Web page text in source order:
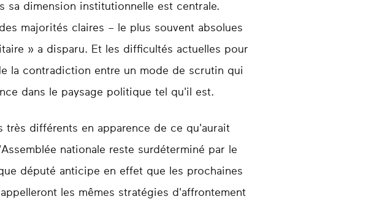
sa dimension institutionnelle est centrale.
majorités claires – le plus souvent absolues
» a disparu. Et les difficultés actuelles pour
la contradiction entre un mode de scrutin qui
dans le paysage politique tel qu'il est.
très différents en apparence de ce qu'aurait
nationale reste surdéterminé par le
député anticipe en effet que les prochaines
les mêmes stratégies d'affrontement